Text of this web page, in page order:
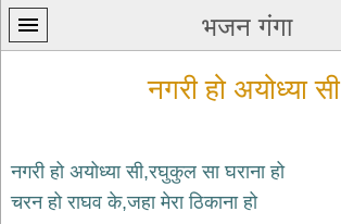
भजन गंगा
प्रथम
नगरी हो अयोध्या सी
नगरी हो अयोध्या सी,रघुकुल सा घराना हो
चरन हो राघव के,जहा मेरा ठिकाना हो